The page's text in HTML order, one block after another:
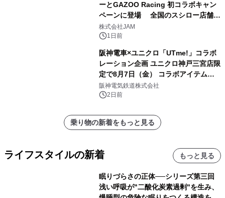
ーとGAZOO Racing 初コラボキャン
ペーンに登場 全国のスシロー店舗で
GR 4車種の FUNBOO(ミニカー)付き
メニューが展開されます
株式会社JAM
1日前
阪神電車×ユニクロ「UTme!」コラボ
レーション企画 ユニクロ神戸三宮店限
定で8月7日（金） コラボアイテムが
発売決定！
阪神電気鉄道株式会社
2日前
乗り物の新着をもっと見る
ライフスタイルの新着 もっと見る
眠りづらさの正体──シリーズ第三回
浅い呼吸が"二酸化炭素過剰"を生み、